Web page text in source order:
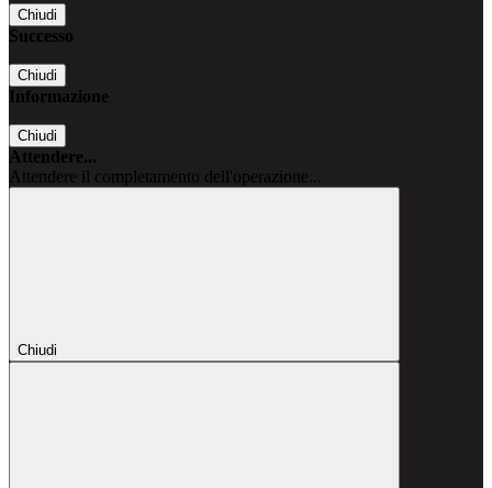
Chiudi
Successo
Chiudi
Informazione
Chiudi
Attendere...
Attendere il completamento dell'operazione...
Chiudi